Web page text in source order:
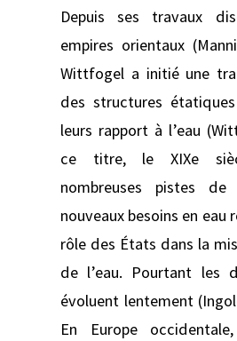
Depuis ses travaux
empires orientaux
Wittfogel a initié une
des structures
leurs rapport à l’eau
ce titre, le XIXe
nombreuses pistes de
nouveaux besoins en eau
rôle des États dans la
de l’eau. Pourtant les
évoluent lentement
En Europe